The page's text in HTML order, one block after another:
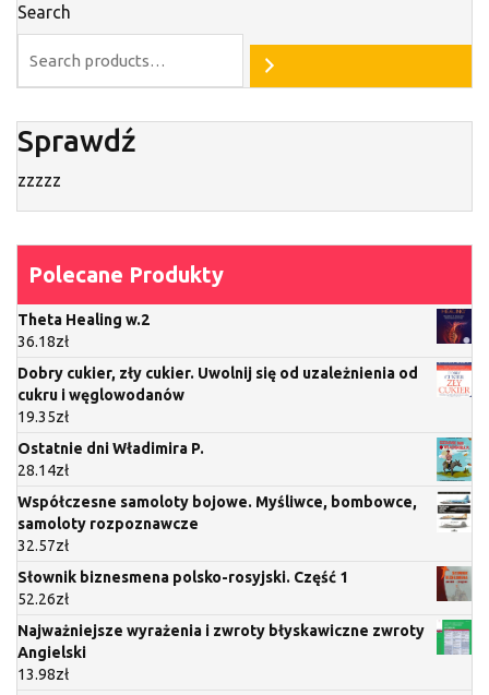
Search
Sprawdź
zzzzz
Polecane Produkty
Theta Healing w.2
36.18zł
Dobry cukier, zły cukier. Uwolnij się od uzależnienia od
cukru i węglowodanów
19.35zł
Ostatnie dni Władimira P.
28.14zł
Współczesne samoloty bojowe. Myśliwce, bombowce,
samoloty rozpoznawcze
32.57zł
Słownik biznesmena polsko-rosyjski. Część 1
52.26zł
Najważniejsze wyrażenia i zwroty błyskawiczne zwroty
Angielski
13.98zł